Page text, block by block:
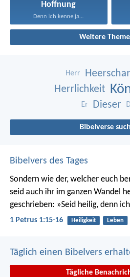
Hoffnung
Denn ich kenne ja...
Weitere
Herr
Herrlichkeit
Er Dieser
Bibelverse
Bibelvers des Tages
Sondern wie der, welcher euch
seid auch ihr im ganzen Wandel
geschrieben: »Seid heilig, denn
1 Petrus 1:15-16 Heiligkeit Leben
Täglich einen Bibelvers
Tägliche